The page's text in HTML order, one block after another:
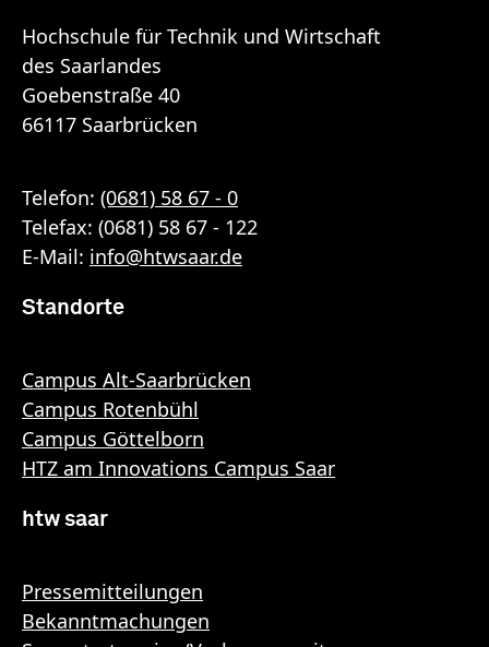
Hochschule für Technik und Wirtschaft
des Saarlandes
Goebenstraße 40
66117 Saarbrücken
Telefon: (0681) 58 67 - 0
Telefax: (0681) 58 67 - 122
E-Mail: info@htwsaar.de
Standorte
Campus Alt-Saarbrücken
Campus Rotenbühl
Campus Göttelborn
HTZ am Innovations Campus Saar
htw saar
Pressemitteilungen
Bekanntmachungen